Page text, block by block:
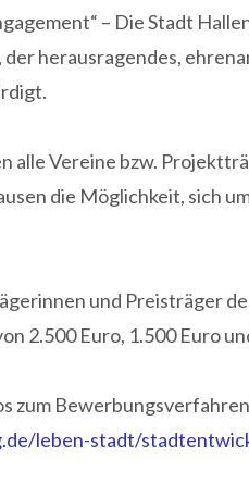
– Die Stadt
herausragendes,
alle Vereine bzw.
die Möglichkeit, sich
und Preisträger
2.500 Euro, 1.500 Euro
zum
leben-stadt/